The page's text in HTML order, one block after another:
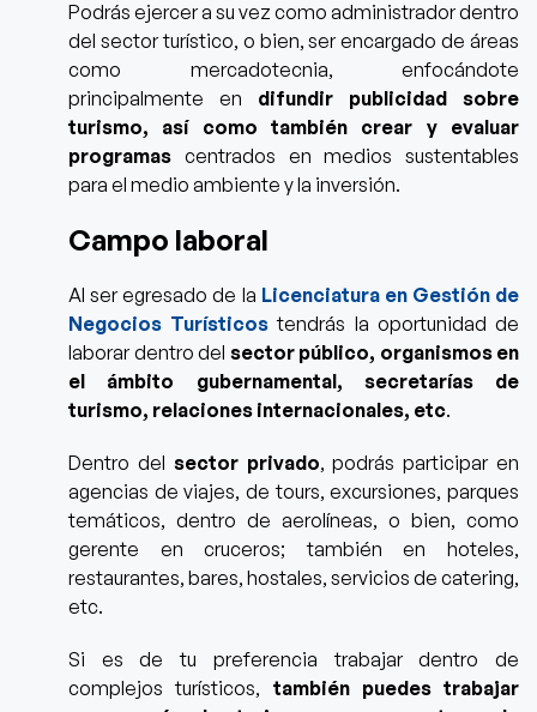
Podrás ejercer a su vez como administrador dentro
del sector turístico, o bien, ser encargado de áreas
como mercadotecnia, enfocándote
principalmente en difundir publicidad sobre
turismo, así como también crear y evaluar
programas centrados en medios sustentables
para el medio ambiente y la inversión.
Campo laboral
Al ser egresado de la Licenciatura en Gestión de
Negocios Turísticos tendrás la oportunidad de
laborar dentro del sector público, organismos en
el ámbito gubernamental, secretarías de
turismo, relaciones internacionales, etc.
Dentro del sector privado, podrás participar en
agencias de viajes, de tours, excursiones, parques
temáticos, dentro de aerolíneas, o bien, como
gerente en cruceros; también en hoteles,
restaurantes, bares, hostales, servicios de catering,
etc.
Si es de tu preferencia trabajar dentro de
complejos turísticos, también puedes trabajar